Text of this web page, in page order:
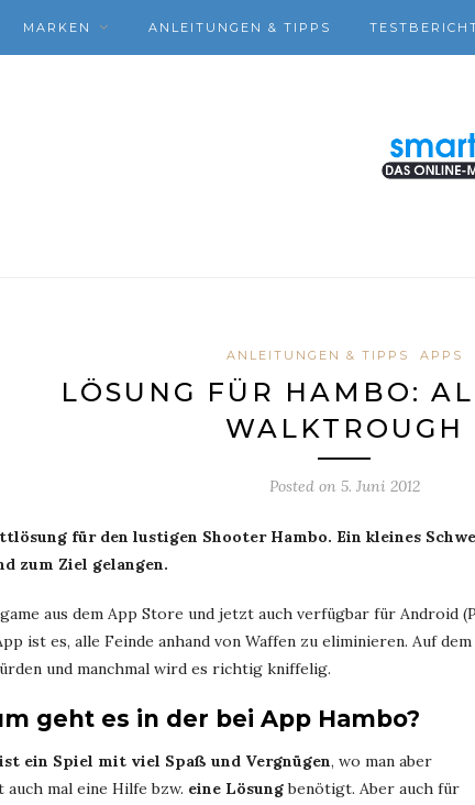
MARKEN ANLEITUNGEN & TIPPS
ANLEITUNGEN & TIPPS APPS
LÖSUNG FÜR HAMBO:
WALKTROUGH
Posted on 5. Juni 2012
für den lustigen Shooter Hambo. Ein kleines
zum Ziel gelangen.
aus dem App Store und jetzt auch verfügbar für Android
ist es, alle Feinde anhand von Waffen zu eliminieren. Auf
und manchmal wird es richtig kniffelig.
geht es in der bei App Hambo?
ein Spiel mit viel Spaß und Vergnügen, wo man aber
auch mal eine Hilfe bzw. eine Lösungbenötigt. Aber auch für